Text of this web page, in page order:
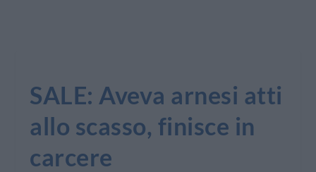
SALE: Aveva arnesi atti
allo scasso, finisce in
carcere